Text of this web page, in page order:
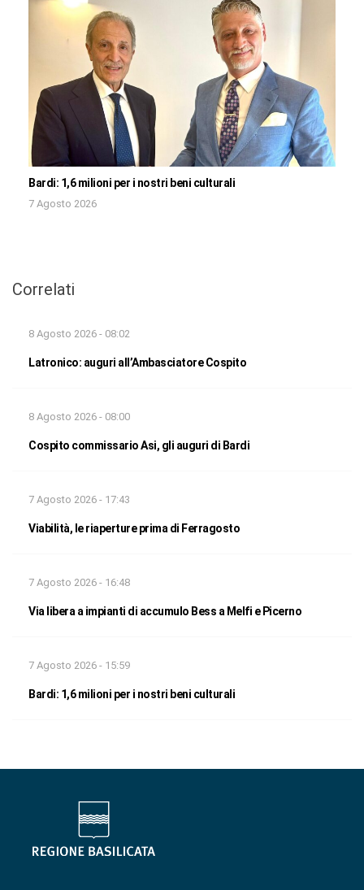
Bardi: 1,6 milioni per i nostri beni culturali
7 Agosto 2026
Correlati
8 Agosto 2026 - 08:02
Latronico: auguri all’Ambasciatore Cospito
8 Agosto 2026 - 08:00
Cospito commissario Asi, gli auguri di Bardi
7 Agosto 2026 - 17:43
Viabilità, le riaperture prima di Ferragosto
7 Agosto 2026 - 16:48
Via libera a impianti di accumulo Bess a Melfi e Picerno
7 Agosto 2026 - 15:59
Bardi: 1,6 milioni per i nostri beni culturali